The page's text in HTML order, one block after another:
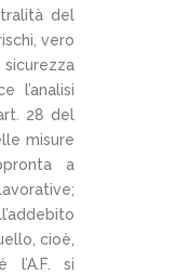
del
vero
l’analisi
28 del
misure
a
cioè,
l’A.F. si